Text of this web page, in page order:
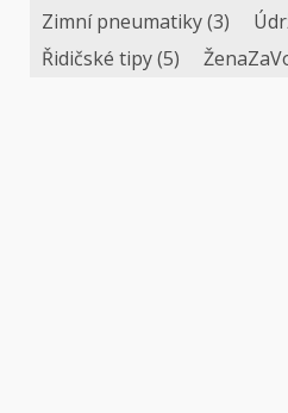
Zimní pneumatiky(3)
Řidičské tipy(5)